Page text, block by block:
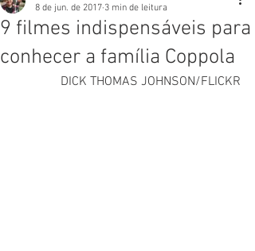
9 filmes indispensáveis para
conhecer a família Coppola
8 de jun. de 2017 3 min de leitura
DICK THOMAS JOHNSON/FLICKR